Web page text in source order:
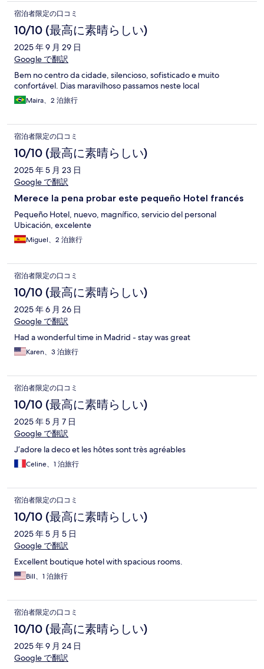
宿泊者限定の口コミ
10/10 (最高に素晴らしい)
2025 年 9 月 29 日
Google で翻訳
Bem no centro da cidade, silencioso, sofisticado e muito
confortável. Dias maravilhoso passamos neste local
Maira、2 泊旅行
宿泊者限定の口コミ
10/10 (最高に素晴らしい)
2025 年 5 月 23 日
Google で翻訳
Merece la pena probar este pequeño Hotel francés
Pequeño Hotel, nuevo, magnífico, servicio del personal
Ubicación, excelente
Miguel、2 泊旅行
宿泊者限定の口コミ
10/10 (最高に素晴らしい)
2025 年 6 月 26 日
Google で翻訳
Had a wonderful time in Madrid - stay was great
Karen、3 泊旅行
宿泊者限定の口コミ
10/10 (最高に素晴らしい)
2025 年 5 月 7 日
Google で翻訳
J’adore la deco et les hôtes sont très agréables
Celine、1 泊旅行
宿泊者限定の口コミ
10/10 (最高に素晴らしい)
2025 年 5 月 5 日
Google で翻訳
Excellent boutique hotel with spacious rooms.
Bill、1 泊旅行
宿泊者限定の口コミ
10/10 (最高に素晴らしい)
2025 年 9 月 24 日
Google で翻訳